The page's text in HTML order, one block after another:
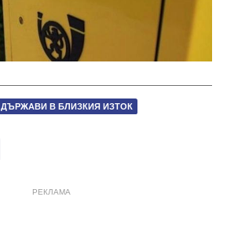
ДЪРЖАВИ В БЛИЗКИЯ ИЗТОК
РЕКЛАМА